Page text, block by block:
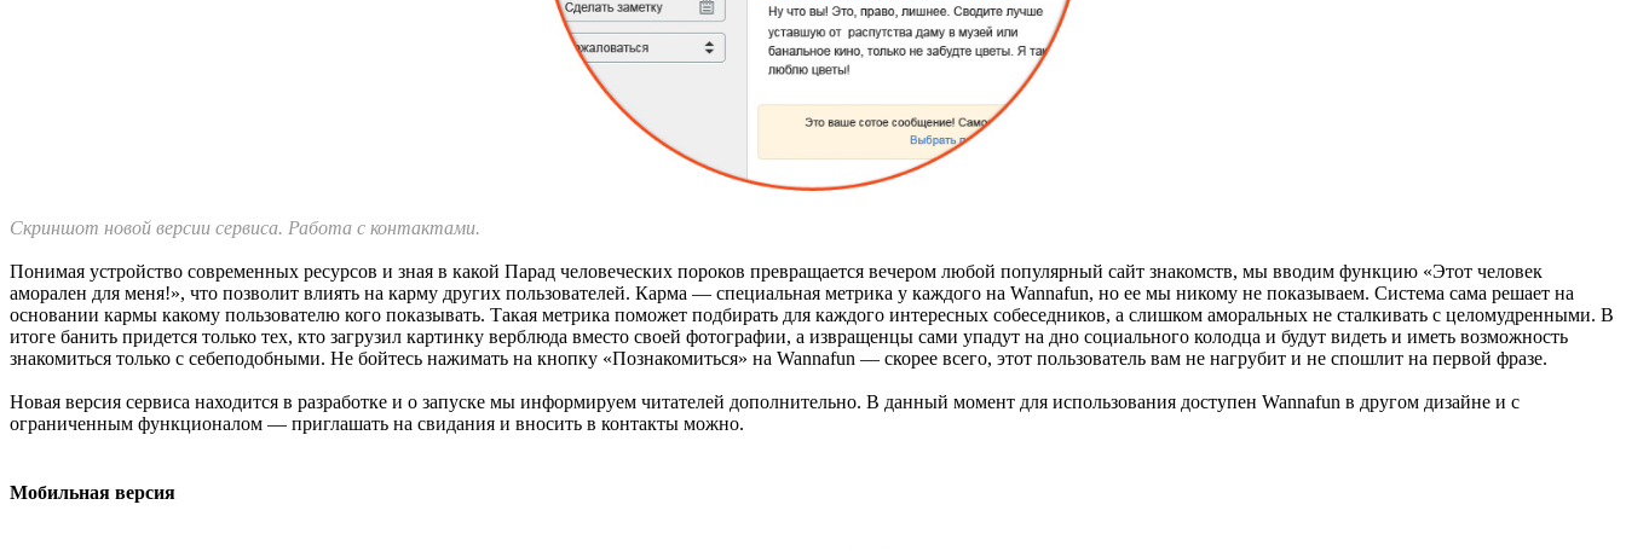
Скриншот новой версии сервиса. Работа с контактами.
Понимая устройство современных ресурсов и зная в какой Парад человеческих пороков превращается вечером любой популярный сайт знакомств, мы вводим функцию «Этот человек
аморален для меня!», что позволит влиять на карму других пользователей. Карма — специальная метрика у каждого на Wannafun, но ее мы никому не показываем. Система сама решает на
основании кармы какому пользователю кого показывать. Такая метрика поможет подбирать для каждого интересных собеседников, а слишком аморальных не сталкивать с целомудренными. В
итоге банить придется только тех, кто загрузил картинку верблюда вместо своей фотографии, а извращенцы сами упадут на дно социального колодца и будут видеть и иметь возможность
знакомиться только с себеподобными. Не бойтесь нажимать на кнопку «Познакомиться» на Wannafun — скорее всего, этот пользователь вам не нагрубит и не спошлит на первой фразе.
Новая версия сервиса находится в разработке и о запуске мы информируем читателей дополнительно. В данный момент для использования доступен Wannafun в другом дизайне и с
ограниченным функционалом — приглашать на свидания и вносить в контакты можно.
Мобильная версия